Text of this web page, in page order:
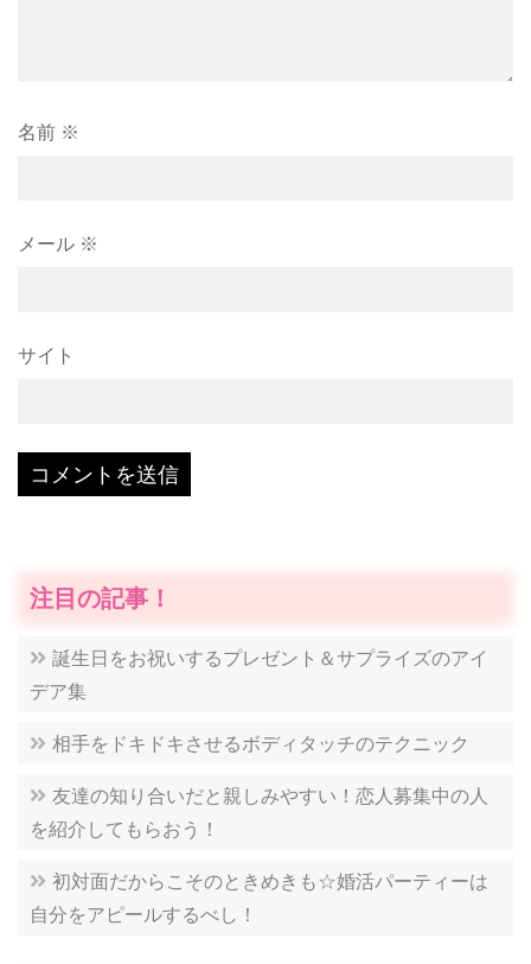
名前 ※
メール ※
サイト
注目の記事！
誕生日をお祝いするプレゼント＆サプライズのアイ
デア集
相手をドキドキさせるボディタッチのテクニック
友達の知り合いだと親しみやすい！恋人募集中の人
を紹介してもらおう！
初対面だからこそのときめきも☆婚活パーティーは
自分をアピールするべし！